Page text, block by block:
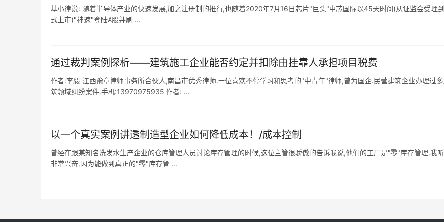
基小律说: 随着半导体产业的快速发展,加之注册制的推行,也随着2020年7月16日芯片"巨头"中芯国际以45天时间(从证监会受理
式上市)"神速"登陆A股并刷 ...
通过裁判案例探析——建筑施工企业能否约定并扣除由挂靠人承担项目税费
作者:李毅 江西豫章律师事务所合伙人,南昌市优秀律师.一位喜欢不停学习和思考的"中青年"律师,曾为国企.民营建筑企业办理过
筑领域纠纷案件.手机:13970975935 作者: ...
以一个真实案例讲透制造型企业如何降低成本！/成本控制
曾经在跟某知名洗发水生产企业的仓库管理人员讨论库存管理的时候,这位主管很骄傲的告诉我说,他们的工厂是"零"库存管理.我
非常兴奋,因为能做到真正的"零"库存管 ...